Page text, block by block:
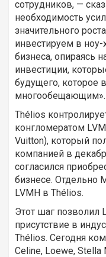
сотрудников, —
необходимость
значительного
инвестируем в ноу-
бизнеса, опираясь
инвестиции,
будущего, которое
многообещающим».
Thélios
конгломератом
Vuitton), который
компанией в
согласился
бизнесе. Отдельно
LVMH в Thélios.
Этот шаг позволил
присутствие в
Thélios. Сегодня
Celine, Loewe, Stella